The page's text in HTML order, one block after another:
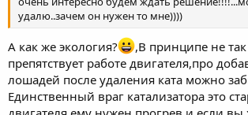
удалю..зачем он нужен то мне))))
А как же экология?
,В принципе не
препятствует работе двигателя,про
лошадей после удаления ката можно
Единственный враг катализатора это